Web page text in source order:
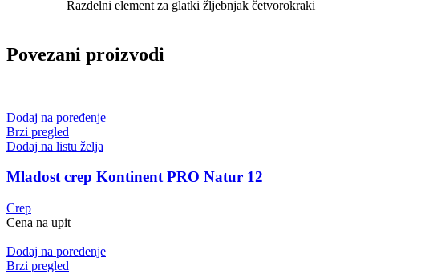
Razdelni element za glatki žljebnjak četvorokraki
Povezani proizvodi
Dodaj na poređenje
Brzi pregled
Dodaj na listu želja
Mladost crep Kontinent PRO Natur 12
Crep
Cena na upit
Dodaj na poređenje
Brzi pregled